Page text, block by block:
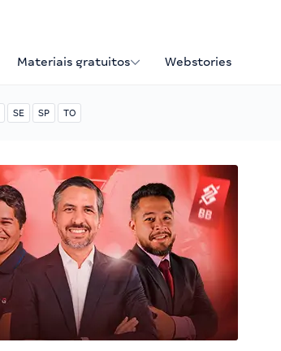
Materiais gratuitos Webstories
SE SP TO